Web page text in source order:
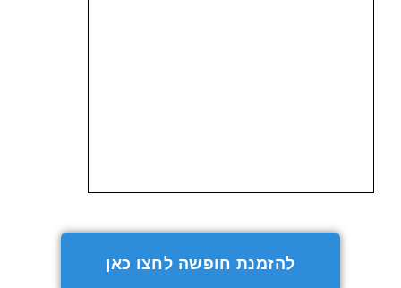
להזמנת חופשה לחצו כאן